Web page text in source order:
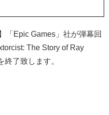
「Epic Games」社が弾幕回
The Story of Ray
了致します。